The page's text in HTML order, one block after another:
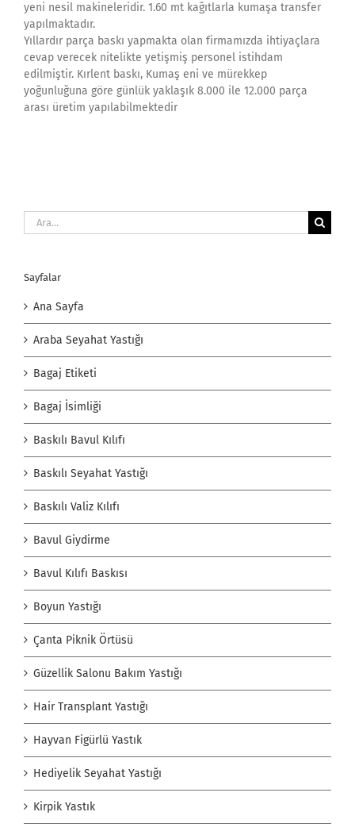
yeni nesil makineleridir. 1.60 mt kağıtlarla kumaşa transfer
yapılmaktadır.
Yıllardır parça baskı yapmakta olan firmamızda ihtiyaçlara
cevap verecek nitelikte yetişmiş personel istihdam
edilmiştir. Kırlent baskı, Kumaş eni ve mürekkep
yoğunluğuna göre günlük yaklaşık 8.000 ile 12.000 parça
arası üretim yapılabilmektedir
Ara:
Sayfalar
Ana Sayfa
Araba Seyahat Yastığı
Bagaj Etiketi
Bagaj İsimliği
Baskılı Bavul Kılıfı
Baskılı Seyahat Yastığı
Baskılı Valiz Kılıfı
Bavul Giydirme
Bavul Kılıfı Baskısı
Boyun Yastığı
Çanta Piknik Örtüsü
Güzellik Salonu Bakım Yastığı
Hair Transplant Yastığı
Hayvan Figürlü Yastık
Hediyelik Seyahat Yastığı
Kirpik Yastık